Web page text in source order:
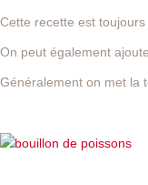
Cette recette est toujours
On peut également
Généralement on met la